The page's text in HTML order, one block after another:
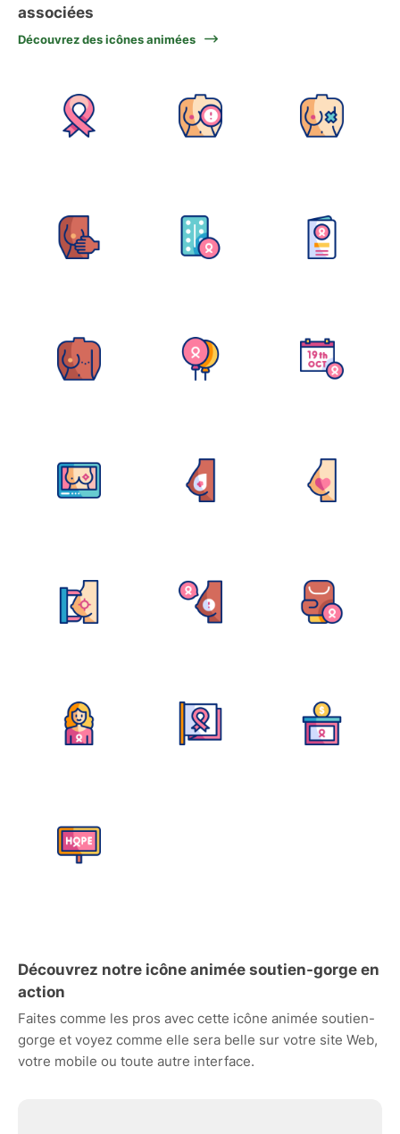
associées
Découvrez des icônes animées
Découvrez notre icône animée soutien-gorge en
action
Faites comme les pros avec cette icône animée soutien-
gorge et voyez comme elle sera belle sur votre site Web,
votre mobile ou toute autre interface.